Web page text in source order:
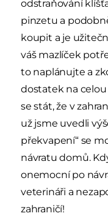
odstraňování
pinzetu a
koupit a je
váš mazlíček
to naplánujte a
dostatek na
se stát, že v
už jsme uvedli
překvapení“ se
návratu domů.
onemocní po
veterináři a
zahraničí!